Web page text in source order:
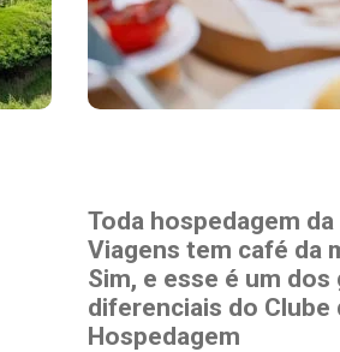
Toda hospedagem
Viagens tem café da
Sim, e esse é um dos
diferenciais do Clube
Hospedagem